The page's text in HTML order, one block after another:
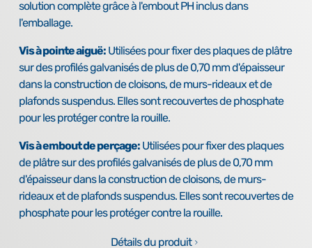
solution complète grâce à l'embout PH inclus dans
l'emballage.
Vis à pointe aiguë: Utilisées pour fixer des plaques de plâtre
sur des profilés galvanisés de plus de 0,70 mm d'épaisseur
dans la construction de cloisons, de murs-rideaux et de
plafonds suspendus. Elles sont recouvertes de phosphate
pour les protéger contre la rouille.
Vis à embout de perçage: Utilisées pour fixer des plaques
de plâtre sur des profilés galvanisés de plus de 0,70 mm
d'épaisseur dans la construction de cloisons, de murs-
rideaux et de plafonds suspendus. Elles sont recouvertes de
phosphate pour les protéger contre la rouille.
Détails du produit